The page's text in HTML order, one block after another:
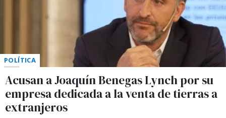
POLÍTICA
Acusan a Joaquín Benegas Lynch por su
empresa dedicada a la venta de tierras a
extranjeros